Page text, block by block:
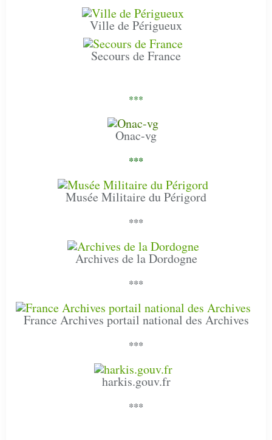
Ville de Périgueux
Secours de France
***
Onac-vg
***
Musée Militaire du Périgord
***
Archives de la Dordogne
***
France Archives portail national des Archives
***
harkis.gouv.fr
***